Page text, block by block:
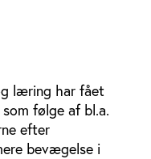
læring har fået
følge af bl.a.
efter
bevægelse i